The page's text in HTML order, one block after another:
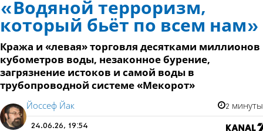
«Водяной терроризм,
который бьёт по всем нам»
Кража и «левая» торговля десятками миллионов
кубометров воды, незаконное бурение,
загрязнение истоков и самой воды в
трубопроводной системе «Мекорот»
Йоссеф Йак 2 минуты
24.06.26, 19:54